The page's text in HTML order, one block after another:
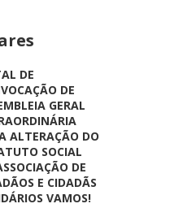
DE
DE
GERAL
ALTERAÇÃO DO
SOCIAL
DE
E CIDADÃS
VAMOS!